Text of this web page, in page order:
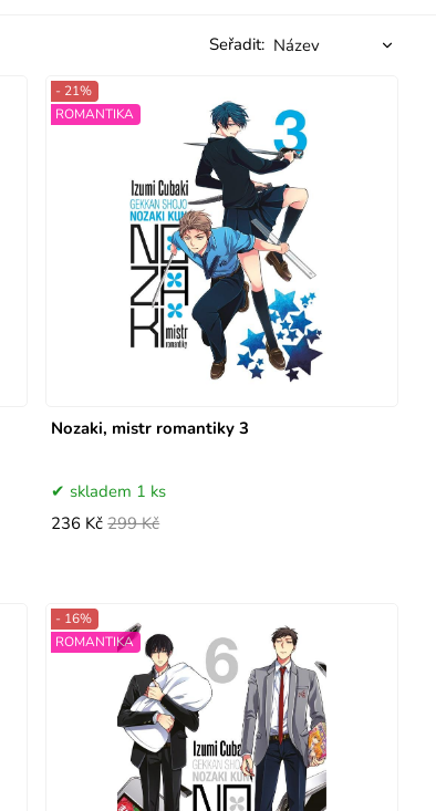
Seřadit:
Nozaki, mistr romantiky 3
- 21%
ROMANTIKA
skladem 1 ks
236 Kč 299 Kč
- 16%
ROMANTIKA